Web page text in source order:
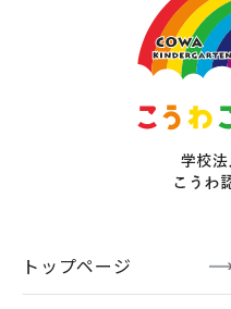
トップページ